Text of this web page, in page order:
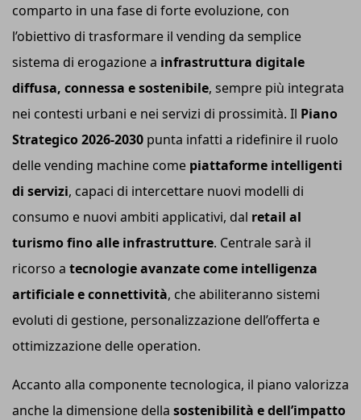
comparto in una fase di forte evoluzione, con
l’obiettivo di trasformare il vending da semplice
sistema di erogazione a infrastruttura digitale
diffusa, connessa e sostenibile, sempre più integrata
nei contesti urbani e nei servizi di prossimità. Il Piano
Strategico 2026-2030 punta infatti a ridefinire il ruolo
delle vending machine come piattaforme intelligenti
di servizi, capaci di intercettare nuovi modelli di
consumo e nuovi ambiti applicativi, dal retail al
turismo fino alle infrastrutture. Centrale sarà il
ricorso a tecnologie avanzate come intelligenza
artificiale e connettività, che abiliteranno sistemi
evoluti di gestione, personalizzazione dell’offerta e
ottimizzazione delle operation.
Accanto alla componente tecnologica, il piano valorizza
anche la dimensione della sostenibilità e dell’impatto